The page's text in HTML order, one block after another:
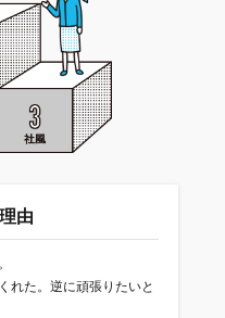
由
れた。逆に頑張りたいと